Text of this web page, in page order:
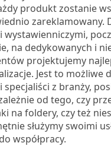
produkt zostanie
zareklamowany.
wystawienniczymi,
na dedykowanych i
projektujemy
Jest to możliwe
z branży,
od tego, czy
na foldery, czy też
służymy swoimi
współpracy.